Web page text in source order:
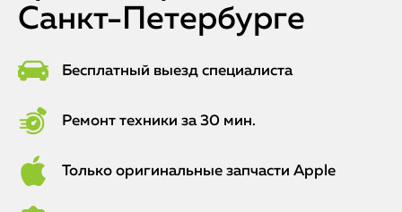
Санкт-Петербурге
Бесплатный выезд специалиста
Ремонт техники за 30 мин.
Только оригинальные запчасти Apple